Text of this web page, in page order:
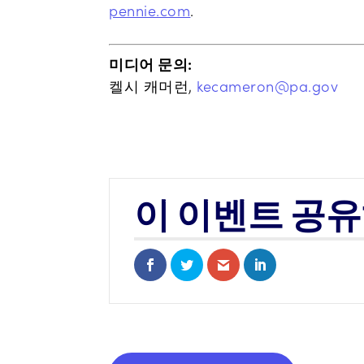
pennie.com.
미디어 문의:
켈시 캐머런, kecameron@pa.gov
이 이벤트 공
Share on Facebook
Share on Twitter
Share via Email
Share on